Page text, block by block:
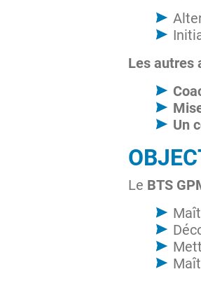
Les autres
Un
Le BTS